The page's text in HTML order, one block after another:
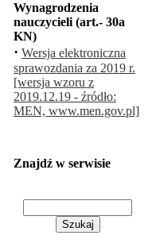
Wynagrodzenia
nauczycieli (art.- 30a
KN)
· Wersja elektroniczna
sprawozdania za 2019 r.
[wersja wzoru z
2019.12.19 - źródło:
MEN, www.men.gov.pl]
Znajdź w serwisie